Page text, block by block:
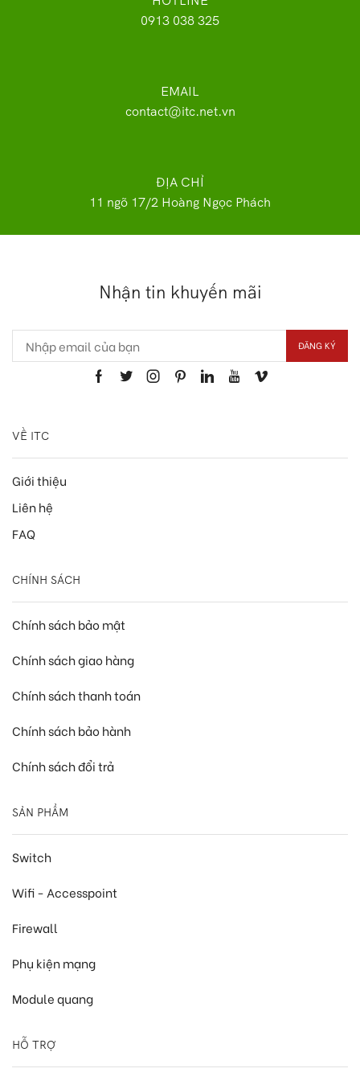
0913 038 325
EMAIL
contact@itc.net.vn
ĐỊA CHỈ
11 ngõ 17/2 Hoàng Ngọc Phách
Nhận tin khuyến mãi
VỀ ITC
Giới thiệu
Liên hệ
FAQ
CHÍNH SÁCH
Chính sách bảo mật
Chính sách giao hàng
Chính sách thanh toán
Chính sách bảo hành
Chính sách đổi trả
SẢN PHẨM
Switch
Wifi - Accesspoint
Firewall
Phụ kiện mạng
Module quang
HỖ TRỢ